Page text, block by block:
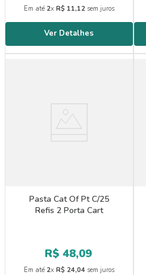
Em até 2x R$ 11,12 sem juros
Pasta Cat Of Pt C/25
Refis 2 Porta Cart
R$ 48,09
Em até 2x R$ 24,04 sem juros